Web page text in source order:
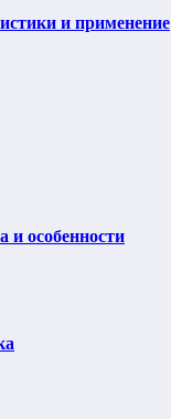
и применение
и особенности